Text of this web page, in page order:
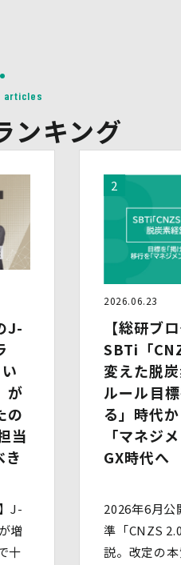
属名、役職名等の肩書、氏
の第三者提供を行う場合に
具体的な内容を提示して同
委託する際は、十分な情報
を選定するとともに、当該
を行います。
情報保護方針及び本方針に
保護法第16条第３項により
い、以下同様とします。）
新のものとするよう適切な
失又は毀損の防止その他の
データを適切かつ安全に管
扱うため、以下の安全管理
articles
ンキング
J-
が
の
当
き
J-
増
十
2026.06.23
【総研ブ
SBTi「
変えた脱
ルール――目
る」時代
「マネジ
GX時代へ
2026年6月
準「CNZS
説。改定の